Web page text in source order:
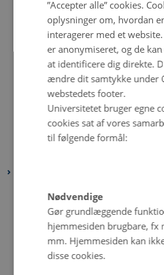
september 2024(4 poster)
august 2024
(2 poster)
juli 2024(2 poster)
juni 2024(2 poster)
maj 2024(1 post)
april 2024(3 poster)
marts 2024
(2 poster)
februar 2024(2 poster)
december 2023(3 poster)
november 2023(1 post)
oktober 2023(2 poster)
september 2023(2 poster)
august 2023(3 poster)
”Accepter alle” cookies.
oplysninger om, hvordan
interagerer med et
er anonymiseret, og de
at identificere dig direkte.
ændre dit samtykke under
webstedets footer.
Universitetet bruger egne
cookies sat af vores
til følgende formål:
Nødvendige
Gør grundlæggende
hjemmesiden brugbare, fx
mm. Hjemmesiden kan
disse cookies.